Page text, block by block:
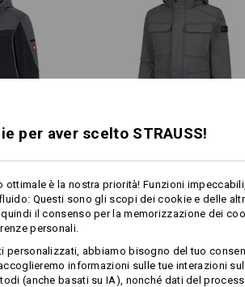
sinistra
cappuccio di volume e
orlo delle maniche con
regolabile
Materiale:
2. Imbottitura
90% Poliestere
Manutenzione:
Lavaggio in lavatrice a 40
Non asciugare
Non lavare a secco
di più
1 / 4
invernale
Giacca Softshell­
e.s.​roughtough
per aver scelto STRAUSS!
ottimale è la nostra priorità! Funzioni
Questi sono gli scopi dei cookie e delle
il consenso per la memorizzazione dei
personali.
personalizzati, abbiamo bisogno del tuo
informazioni sulle tue interazioni
(anche basati su IA), nonché dati del